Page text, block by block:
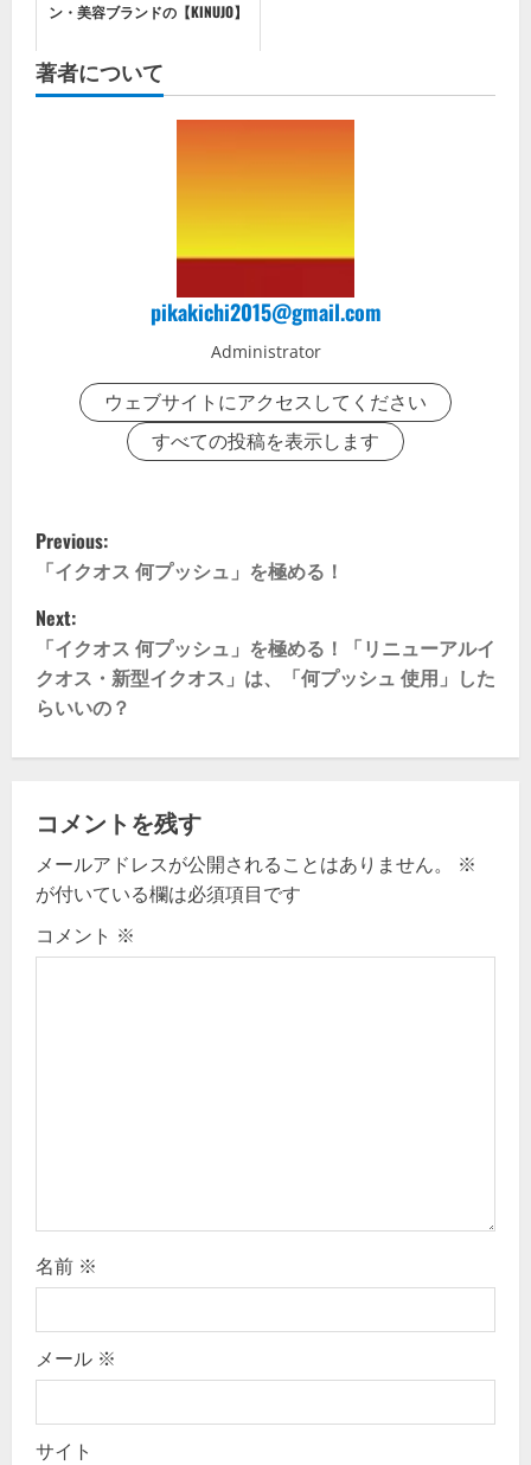
ン・美容ブランドの【KINUJO】
著者について
pikakichi2015@gmail.com
Administrator
ウェブサイトにアクセスしてください
すべての投稿を表示します
P
o
s
t
n
v
i
g
Previous:
「イクオス 何プッシュ」を極める！
Next:
「イクオス 何プッシュ」を極める！「リニューアルイ
クオス・新型イクオス」は、「何プッシュ 使用」した
らいいの？
コメントを残す
メールアドレスが公開されることはありません。
※
が付いている欄は必須項目です
コメント ※
名前 ※
メール ※
サイト